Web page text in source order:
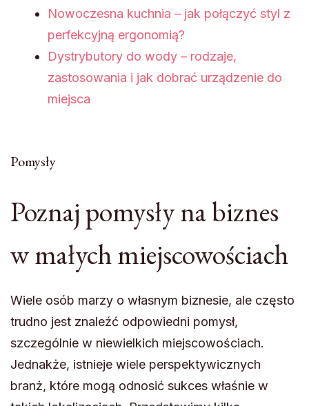
Nowoczesna kuchnia – jak połączyć styl z
perfekcyjną ergonomią?
Dystrybutory do wody – rodzaje,
zastosowania i jak dobrać urządzenie do
miejsca
Pomysły
Poznaj pomysły na biznes
w małych miejscowościach
Wiele osób marzy o własnym biznesie, ale często
trudno jest znaleźć odpowiedni pomysł,
szczególnie w niewielkich miejscowościach.
Jednakże, istnieje wiele perspektywicznych
branż, które mogą odnosić sukces właśnie w